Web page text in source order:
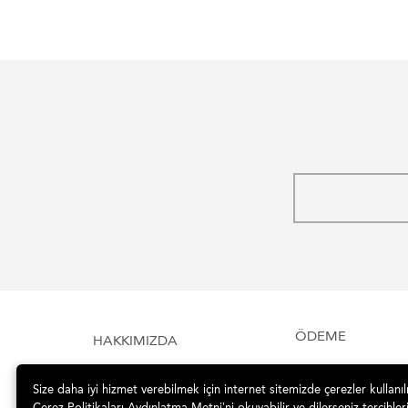
HAKKIMIZDA ÖDEME
Size daha iyi hizmet verebilmek için internet sitemizde çerezler